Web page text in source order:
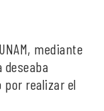
mediante
por realizar el